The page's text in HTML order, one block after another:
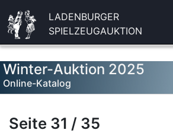
LADENBURGER
SPIELZEUGAUKTION
Winter-Auktion 2025
Online-Katalog
Seite 31 / 35